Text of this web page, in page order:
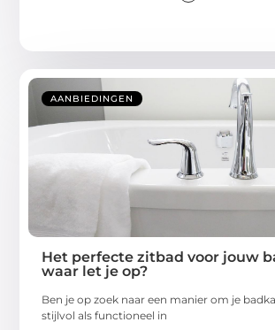
AANBIEDINGEN
Het perfecte zitbad voor jouw
waar let je op?
Ben je op zoek naar een manier om je
stijlvol als functioneel in